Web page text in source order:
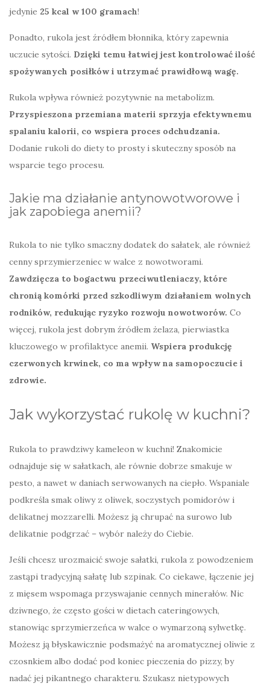
jedynie 25 kcal w 100 gramach!
Ponadto, rukola jest źródłem błonnika, który zapewnia
uczucie sytości. Dzięki temu łatwiej jest kontrolować ilość
spożywanych posiłków i utrzymać prawidłową wagę.
Rukola wpływa również pozytywnie na metabolizm.
Przyspieszona przemiana materii sprzyja efektywnemu
spalaniu kalorii, co wspiera proces odchudzania.
Dodanie rukoli do diety to prosty i skuteczny sposób na
wsparcie tego procesu.
Jakie ma działanie antynowotworowe i
jak zapobiega anemii?
Rukola to nie tylko smaczny dodatek do sałatek, ale również
cenny sprzymierzeniec w walce z nowotworami.
Zawdzięcza to bogactwu przeciwutleniaczy, które
chronią komórki przed szkodliwym działaniem wolnych
rodników, redukując ryzyko rozwoju nowotworów. Co
więcej, rukola jest dobrym źródłem żelaza, pierwiastka
kluczowego w profilaktyce anemii. Wspiera produkcję
czerwonych krwinek, co ma wpływ na samopoczucie i
zdrowie.
Jak wykorzystać rukolę w kuchni?
Rukola to prawdziwy kameleon w kuchni! Znakomicie
odnajduje się w sałatkach, ale równie dobrze smakuje w
pesto, a nawet w daniach serwowanych na ciepło. Wspaniale
podkreśla smak oliwy z oliwek, soczystych pomidorów i
delikatnej mozzarelli. Możesz ją chrupać na surowo lub
delikatnie podgrzać – wybór należy do Ciebie.
Jeśli chcesz urozmaicić swoje sałatki, rukola z powodzeniem
zastąpi tradycyjną sałatę lub szpinak. Co ciekawe, łączenie jej
z mięsem wspomaga przyswajanie cennych minerałów. Nic
dziwnego, że często gości w dietach cateringowych,
stanowiąc sprzymierzeńca w walce o wymarzoną sylwetkę.
Możesz ją błyskawicznie podsmażyć na aromatycznej oliwie z
czosnkiem albo dodać pod koniec pieczenia do pizzy, by
nadać jej pikantnego charakteru. Szukasz nietypowych